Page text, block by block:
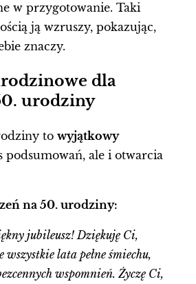
w przygotowanie. Taki
ją wzruszy, pokazując,
znaczy.
dla
urodziny
to wyjątkowy
podsumowań, ale i otwarcia
na 50. urodziny:
jubileusz! Dziękuję Ci,
wszystkie lata pełne śmiechu,
wspomnień. Życzę Ci,